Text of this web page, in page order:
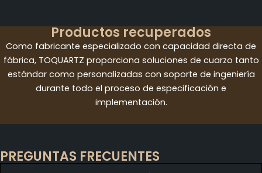
Productos recuperados
Como fabricante especializado con capacidad directa de
fábrica, TOQUARTZ proporciona soluciones de cuarzo tanto
estándar como personalizadas con soporte de ingeniería
durante todo el proceso de especificación e
implementación.
PREGUNTAS FRECUENTES